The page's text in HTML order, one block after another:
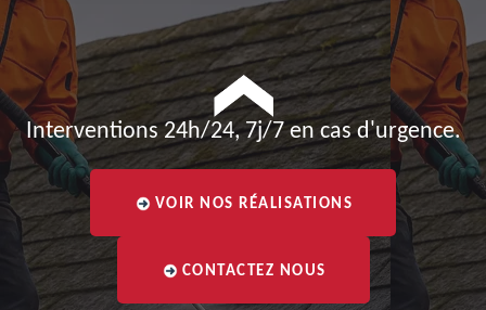
Interventions 24h/24, 7j/7 en cas d'urgence.
VOIR NOS RÉALISATIONS
CONTACTEZ NOUS